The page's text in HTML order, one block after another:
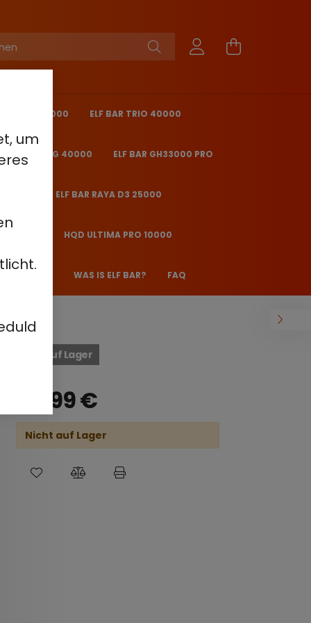
um
PRO 40000 ELF BAR TRIO 40000
BAR ICE KING 40000 ELF BAR GH33000 PRO
ELF BAR RAYA D3 25000
HQD ULTIMA PRO 10000
WAS IS ELF BAR? FAQ
Nicht auf Lager
49,99€
Nicht auf Lager